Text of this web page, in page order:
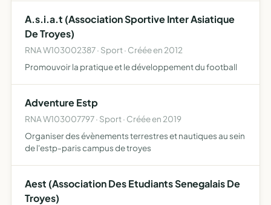
A.s.i.a.t (Association Sportive Inter Asiatique
De Troyes)
RNA W103002387 · Sport · Créée en 2012
Promouvoir la pratique et le développement du football
Adventure Estp
RNA W103007797 · Sport · Créée en 2019
Organiser des évènements terrestres et nautiques au sein
de l'estp-paris campus de troyes
Aest (Association Des Etudiants Senegalais De
Troyes)